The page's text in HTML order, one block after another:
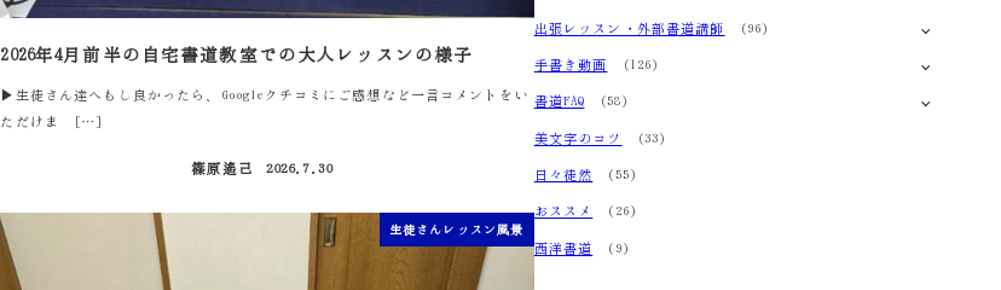
2026年4月前半の自宅書道教室での大人レッスンの様子
▶生徒さん達へもし良かったら、Googleクチコミにご感想など一言コメントをい
ただけま […]
篠原遙己
2026.7.30
生徒さんレッスン風景
出張レッスン・外部書道講師 (96)
手書き動画 (126)
書道FAQ (58)
美文字のコツ (33)
日々徒然 (55)
おススメ (26)
西洋書道 (9)